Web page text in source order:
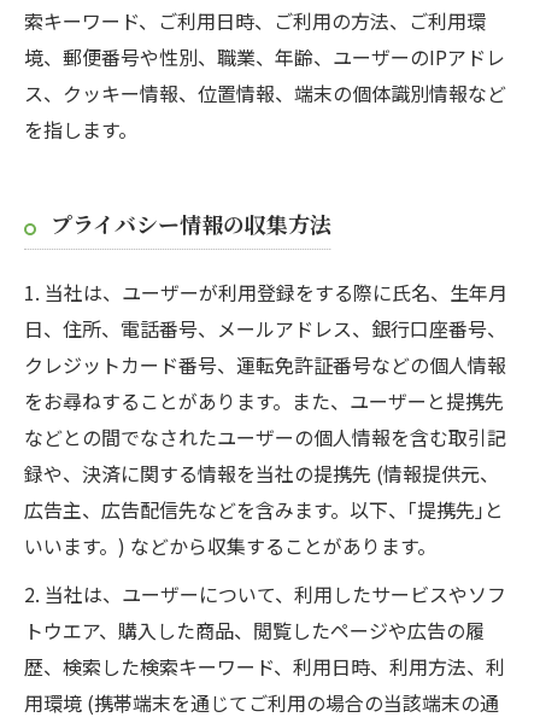
索キーワード、ご利用日時、ご利用の方法、ご利用環
境、郵便番号や性別、職業、年齢、ユーザーのIPアドレ
ス、クッキー情報、位置情報、端末の個体識別情報など
を指します。
プライバシー情報の収集方法
1. 当社は、ユーザーが利用登録をする際に氏名、生年月
日、住所、電話番号、メールアドレス、銀行口座番号、
クレジットカード番号、運転免許証番号などの個人情報
をお尋ねすることがあります。また、ユーザーと提携先
などとの間でなされたユーザーの個人情報を含む取引記
録や、決済に関する情報を当社の提携先 (情報提供元、
広告主、広告配信先などを含みます。以下、｢提携先｣と
いいます。) などから収集することがあります。
2. 当社は、ユーザーについて、利用したサービスやソフ
トウエア、購入した商品、閲覧したページや広告の履
歴、検索した検索キーワード、利用日時、利用方法、利
用環境 (携帯端末を通じてご利用の場合の当該端末の通